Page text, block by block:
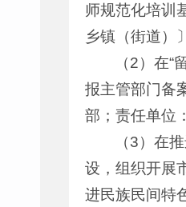
师规范化培训
乡镇（街道）〕
（2）在
报主管部门备
部；责任单位
（3）在
设，组织开展
进民族民间特